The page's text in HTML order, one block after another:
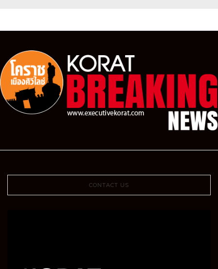
CONTACT US